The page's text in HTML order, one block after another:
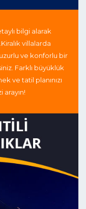
bilgi alarak
Kiralık villalarda
ve konforlu bir
Farklı büyüklük
ve tatil planınızı